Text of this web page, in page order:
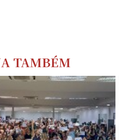
TAMBÉM